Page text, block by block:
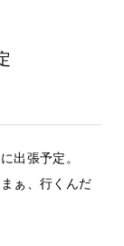
出張予定。
ぁ、行くんだ